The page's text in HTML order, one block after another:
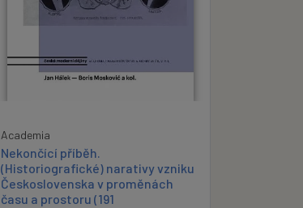
Academia
Nekončící příběh.
(Historiografické) narativy vzniku
Československa v proměnách
času a prostoru (191